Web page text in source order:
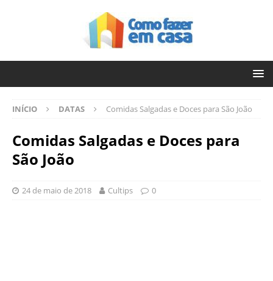
INÍCIO DATAS Comidas Salgadas e Doces para São João
Comidas Salgadas e Doces para
São João
24 de maio de 2018 Cultips 0